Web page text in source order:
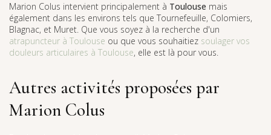
Marion Colus intervient principalement à Toulouse mais
également dans les environs tels que Tournefeuille, Colomiers,
Blagnac, et Muret. Que vous soyez à la recherche d'un
atrapuncteur à Toulouse ou que vous souhaitiez soulager vos
douleurs articulaires à Toulouse, elle est là pour vous.
Autres activités proposées par
Marion Colus